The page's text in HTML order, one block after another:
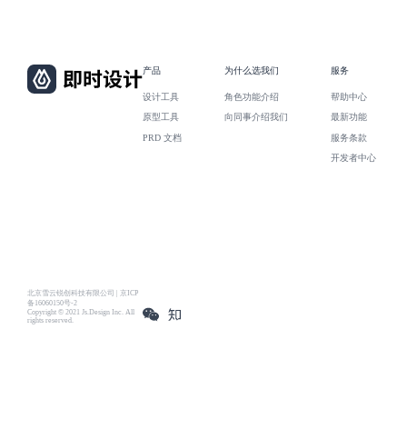
北京雪云锐创科技有限公司 | 京ICP
备16060150号-2
Copyright © 2021 Js.Design Inc. All
rights reserved.
产品
设计工具
原型工具
PRD 文档
为什么选我们
角色功能介绍
向同事介绍我们
服务
帮助中心
最新功能
服务条款
开发者中心